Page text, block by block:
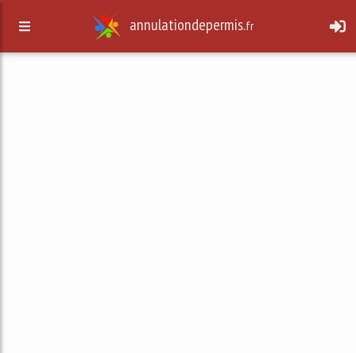
annulationdepermis.fr